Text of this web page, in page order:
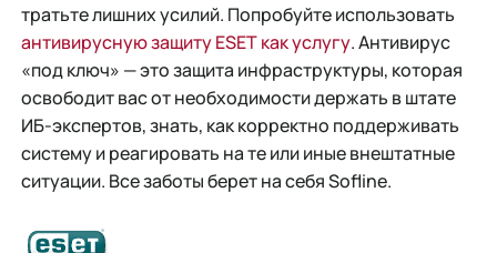
тратьте лишних усилий. Попробуйте использовать
антивирусную защиту ESET как услугу. Антивирус
«под ключ» — это защита инфраструктуры, которая
освободит вас от необходимости держать в штате
ИБ-экспертов, знать, как корректно поддерживать
систему и реагировать на те или иные внештатные
ситуации. Все заботы берет на себя Sofline.